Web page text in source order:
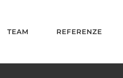
TEAM REFERENZE